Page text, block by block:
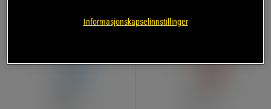
Informasjonskapselinnstillinger